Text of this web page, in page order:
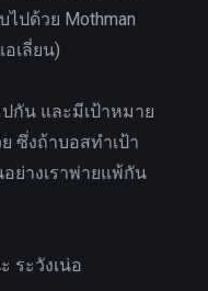
ปด้วย Mothman
อเลี่ยน)
กัน และมีเป้าหมาย
ซึ่งถ้าบอสทำเป้า
อย่างเราพ่ายแพ้กัน
ระวังเน่อ